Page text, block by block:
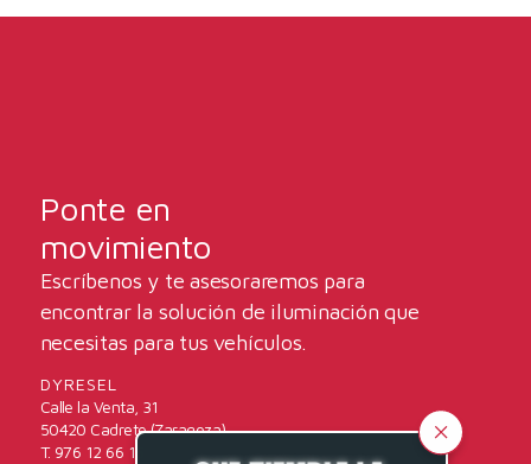
Ponte en
movimiento
Escríbenos y te asesoraremos para
encontrar la solución de iluminación que
necesitas para tus vehículos.
DYRESEL
Calle la Venta, 31
50420 Cadrete (Zaragoza)
T. 976 12 66 16